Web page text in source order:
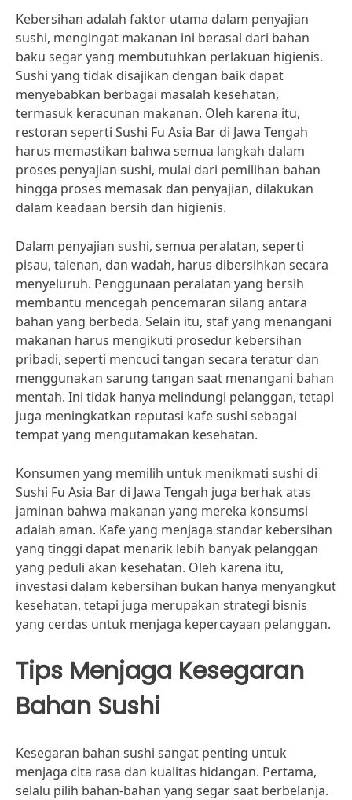
Kebersihan adalah faktor utama dalam penyajian
sushi, mengingat makanan ini berasal dari bahan
baku segar yang membutuhkan perlakuan higienis.
Sushi yang tidak disajikan dengan baik dapat
menyebabkan berbagai masalah kesehatan,
termasuk keracunan makanan. Oleh karena itu,
restoran seperti Sushi Fu Asia Bar di Jawa Tengah
harus memastikan bahwa semua langkah dalam
proses penyajian sushi, mulai dari pemilihan bahan
hingga proses memasak dan penyajian, dilakukan
dalam keadaan bersih dan higienis.
Dalam penyajian sushi, semua peralatan, seperti
pisau, talenan, dan wadah, harus dibersihkan secara
menyeluruh. Penggunaan peralatan yang bersih
membantu mencegah pencemaran silang antara
bahan yang berbeda. Selain itu, staf yang menangani
makanan harus mengikuti prosedur kebersihan
pribadi, seperti mencuci tangan secara teratur dan
menggunakan sarung tangan saat menangani bahan
mentah. Ini tidak hanya melindungi pelanggan, tetapi
juga meningkatkan reputasi kafe sushi sebagai
tempat yang mengutamakan kesehatan.
Konsumen yang memilih untuk menikmati sushi di
Sushi Fu Asia Bar di Jawa Tengah juga berhak atas
jaminan bahwa makanan yang mereka konsumsi
adalah aman. Kafe yang menjaga standar kebersihan
yang tinggi dapat menarik lebih banyak pelanggan
yang peduli akan kesehatan. Oleh karena itu,
investasi dalam kebersihan bukan hanya menyangkut
kesehatan, tetapi juga merupakan strategi bisnis
yang cerdas untuk menjaga kepercayaan pelanggan.
Tips Menjaga Kesegaran
Bahan Sushi
Kesegaran bahan sushi sangat penting untuk
menjaga cita rasa dan kualitas hidangan. Pertama,
selalu pilih bahan-bahan yang segar saat berbelanja.